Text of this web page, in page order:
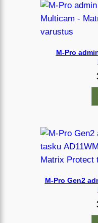
M-Pro
M-Pro Gen2